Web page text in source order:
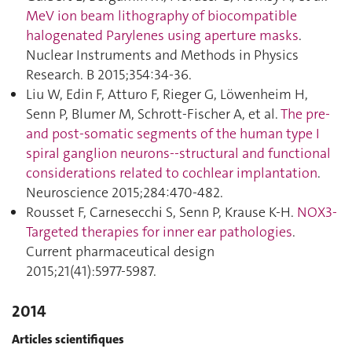
MeV ion beam lithography of biocompatible
halogenated Parylenes using aperture masks.
Nuclear Instruments and Methods in Physics
Research. B 2015;354:34‑36.
Liu W, Edin F, Atturo F, Rieger G, Löwenheim H,
Senn P, Blumer M, Schrott-Fischer A, et al.The pre-
and post-somatic segments of the human type I
spiral ganglion neurons--structural and functional
considerations related to cochlear implantation.
Neuroscience 2015;284:470‑482.
Rousset F, Carnesecchi S, Senn P, Krause K-H. NOX3-
Targeted therapies for inner ear pathologies.
Current pharmaceutical design
2015;21(41):5977‑5987.
2014
Articles scientifiques